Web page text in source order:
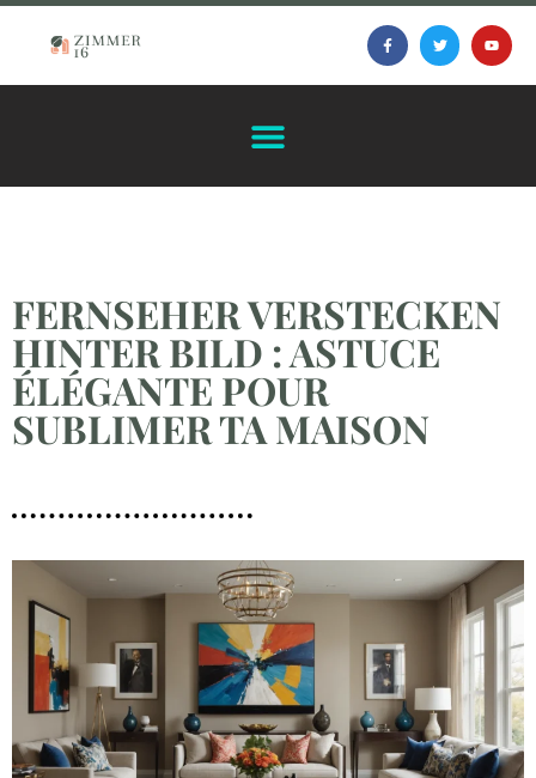
FERNSEHER VERSTECKEN
HINTER BILD : ASTUCE
ÉLÉGANTE POUR
SUBLIMER TA MAISON